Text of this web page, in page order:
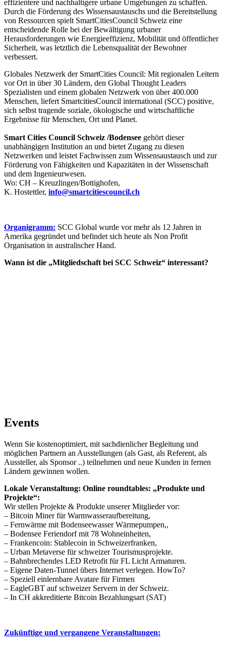
effizientere und nachhaltigere urbane Umgebungen zu schaffen.
Durch die Förderung des Wissensaustauschs und die Bereitstellung
von Ressourcen spielt SmartCitiesCouncil Schweiz eine
entscheidende Rolle bei der Bewältigung urbaner
Herausforderungen wie Energieeffizienz, Mobilität und öffentlicher
Sicherheit, was letztlich die Lebensqualität der Bewohner
verbessert.
Globales Netzwerk der SmartCities Council: Mit regionalen Leitern
vor Ort in über 30 Ländern, den Global Thought Leaders
Spezialisten und einem globalen Netzwerk von über 400.000
Menschen, liefert SmartcitiesCouncil international (SCC) positive,
sich selbst tragende soziale, ökologische und wirtschaftliche
Ergebnisse für Menschen, Ort und Planet.
Smart Cities Council Schweiz /Bodensee gehört dieser
unabhängigen Institution an und bietet Zugang zu diesen
Netzwerken und leistet Fachwissen zum Wissensaustausch und zur
Förderung von Fähigkeiten und Kapazitäten in der Wissenschaft
und dem Ingenieurwesen.
Wo: CH – Kreuzlingen/Bottighofen,
K. Hostettler, info@smartcitiescouncil.ch
Organigramm: SCC Global wurde vor mehr als 12 Jahren in
Amerika gegründet und befindet sich heute als Non Profit
Organisation in australischer Hand.
Wann ist die „Mitgliedschaft bei SCC Schweiz“ interessant?
Events
Wenn Sie kostenoptimiert, mit sachdienlicher Begleitung und
möglichen Partnern an Ausstellungen (als Gast, als Referent, als
Aussteller, als Sponsor ..) teilnehmen und neue Kunden in fernen
Ländern gewinnen wollen.
Lokale Veranstaltung: Online roundtables: „Produkte und
Projekte“:
Wir stellen Projekte & Produkte unserer Mitglieder vor:
– Bitcoin Miner für Warmwasseraufbereitung,
– Fernwärme mit Bodenseewasser Wärmepumpen,,
– Bodensee Feriendorf mit 78 Wohneinheiten,
– Frankencoin: Stablecoin in Schweizerfranken,
– Urban Metaverse für schweizer Tourismusprojekte.
– Bahnbrechendes LED Retrofit für FL Licht Armaturen.
– Eigene Daten-Tunnel übers Internet verlegen. HowTo?
– Speziell einlernbare Avatare für Firmen
– EagleGBT auf schweizer Servern in der Schweiz.
– In CH akkreditierte Bitcoin Bezahlungsart (SAT)
Zukünftige und vergangene Veranstaltungen: